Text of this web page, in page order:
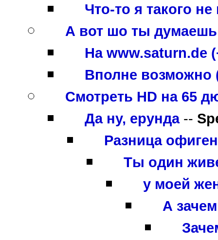
Что-то я такого
А вот шо ты
На www.saturn.de
Вполне возможно
Смотреть HD на 65
Да ну, ерунда--
Разница
Ты один
у моей
А